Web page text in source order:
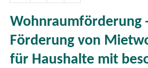
Wohnraumförderung
Förderung von
für Haushalte mit